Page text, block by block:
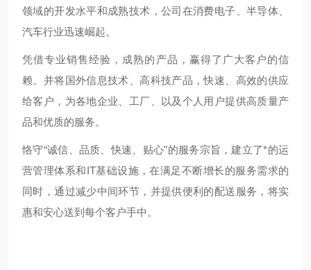
领域的开发水平和成熟技术，公司在消费电子、半导体、
汽车行业迅速崛起。
凭借专业销售经验，成熟的产品，赢得了广大客户的信
赖。并将国外信息技术、高科技产品，快速、高效的供应
给客户，为各地企业、工厂、以及个人用户提供高质量产
品和优质的服务。
恪守“诚信、品质、快速、贴心"的服务宗旨，建立了*的运
营管理体系和IT基础设施，在满足不断增长的服务需求的
同时，通过减少中间环节，并提供便利的配送服务，将实
惠和安心送到每个客户手中。